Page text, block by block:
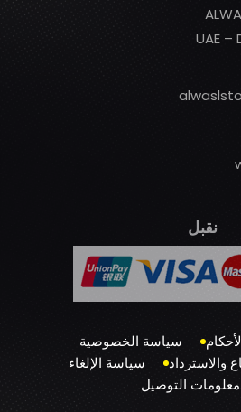
UAE –
نقبل
سياسة الخصوصية
والاسترداد
سياسة الإلغاء
معلومات التوصيل